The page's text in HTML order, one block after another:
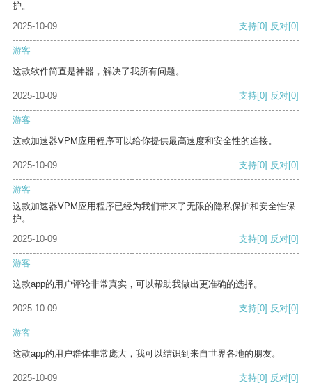
护。
2025-10-09
支持[0] 反对[0]
游客
这款软件简直是神器，解决了我所有问题。
2025-10-09 支持[0] 反对[0]
游客
这款加速器VPM应用程序可以给你提供最高速度和安全性的连接。
2025-10-09 支持[0] 反对[0]
游客
这款加速器VPM应用程序已经为我们带来了无限的隐私保护和安全性保
护。
2025-10-09
支持[0] 反对[0]
游客
这款app的用户评论非常真实，可以帮助我做出更准确的选择。
2025-10-09 支持[0] 反对[0]
游客
这款app的用户群体非常庞大，我可以结识到来自世界各地的朋友。
2025-10-09 支持[0] 反对[0]